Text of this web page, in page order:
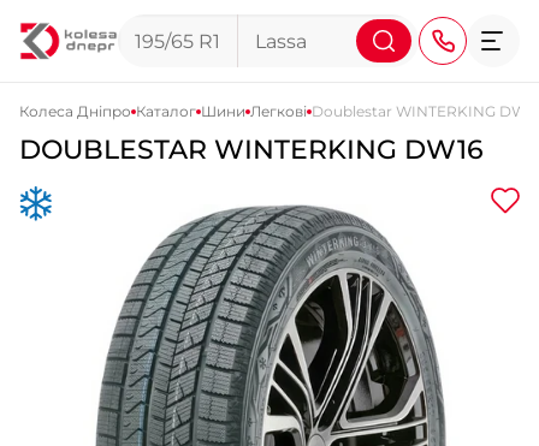
+38 (050) 911-911-4
+38 (067) 113-44-44
+38 (095) 276-44-44
+38 (067) 911-14-14
- на Щепкіна
+38 (098) 911-911-0
- на Тополі
Колеса Дніпро Каталог Шини Легкові Doublestar WINTERKING DW16
DOUBLESTAR WINTERKING DW16